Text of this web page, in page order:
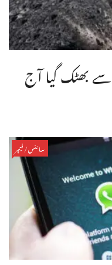
بھٹک گیا آج
سائنس/فیچر